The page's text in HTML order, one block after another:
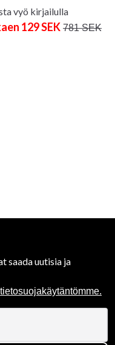
vyö kirjailulla
129 SEK 781 SEK
saada uutisia ja
tietosuojakäytäntömme.